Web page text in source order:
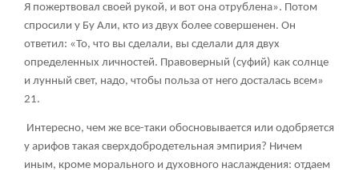
Я пожертвовал своей рукой, и вот она отрублена». Потом
спросили у Бу Али, кто из двух более совершенен. Он
ответил: «То, что вы сделали, вы сделали для двух
определенных личностей. Правоверный (суфий) как солнце
и лунный свет, надо, чтобы польза от него досталась всем»
21.
Интересно, чем же все-таки обосновывается или одобряется
у арифов такая сверхдобродетельная эмпирия? Ничем
иным, кроме морального и духовного наслаждения: отдаем